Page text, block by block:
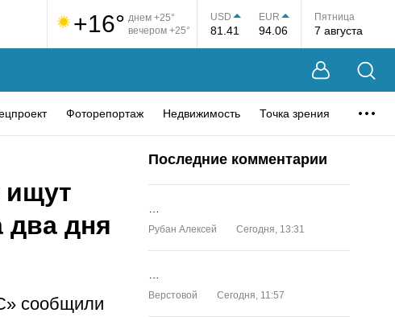
+16° днем +25°
вечером +25°
USD
81.41
EUR
94.06
Пятница
7 августа
Фоторепортаж Недвижимость Точка зрения
ищут
два дня
сообщили
Последние комментарии
Рубан Алексей Сегодня, 13:31
Верстовой Сегодня, 11:57